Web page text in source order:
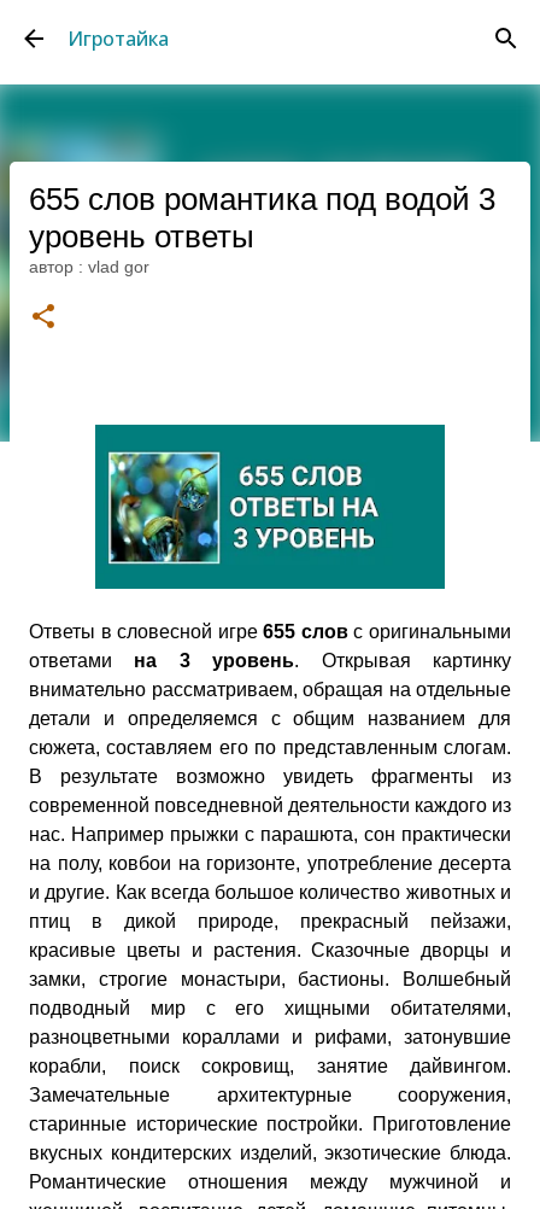
Игротайка
655 слов романтика под водой 3
уровень ответы
автор : vlad gor
Ответы в словесной игре655 словс оригинальными
ответами на 3 уровень. Открывая картинку
внимательно рассматриваем, обращая на отдельные
детали и определяемся с общим названием для
сюжета, составляем его по представленным слогам.
В результате возможно увидеть фрагменты из
современной повседневной деятельности каждого из
нас. Например прыжки с парашюта, сон практически
на полу, ковбои на горизонте, употребление десерта
и другие. Как всегда большое количество животных и
птиц в дикой природе, прекрасный пейзажи,
красивые цветы и растения. Сказочные дворцы и
замки, строгие монастыри, бастионы. Волшебный
подводный мир с его хищными обитателями,
разноцветными кораллами и рифами, затонувшие
корабли, поиск сокровищ, занятие дайвингом.
Замечательные архитектурные сооружения,
старинные исторические постройки. Приготовление
вкусных кондитерских изделий, экзотические блюда.
Романтические отношения между мужчиной и